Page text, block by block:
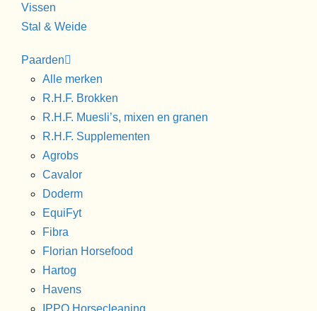
Vissen
Stal & Weide
Paarden
Alle merken
R.H.F. Brokken
R.H.F. Muesli’s, mixen en granen
R.H.F. Supplementen
Agrobs
Cavalor
Doderm
EquiFyt
Fibra
Florian Horsefood
Hartog
Havens
IPPO Horsecleaning